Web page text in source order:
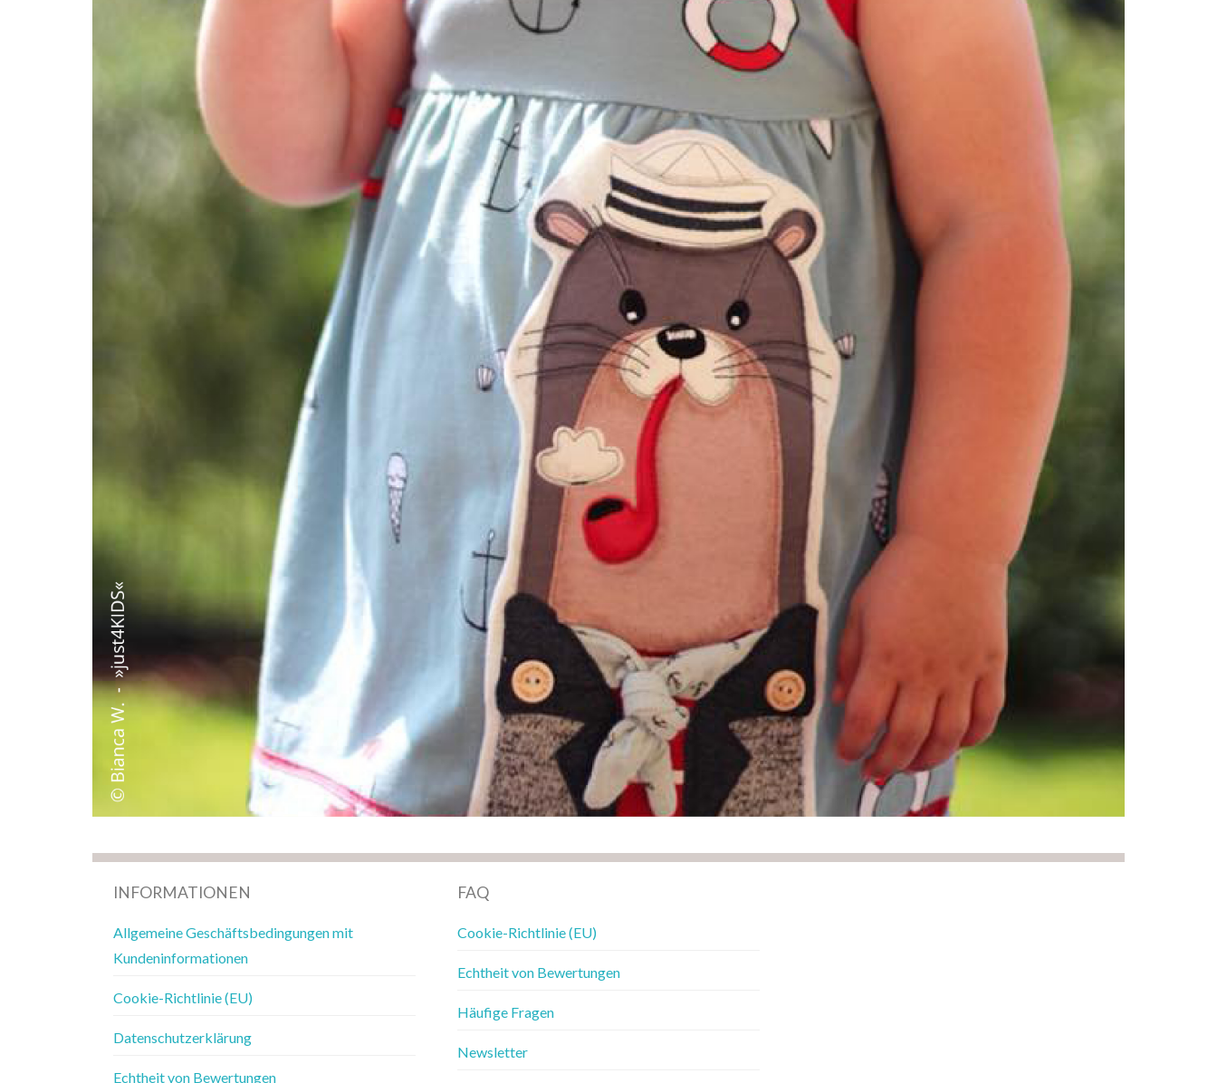
INFORMATIONEN
Allgemeine Geschäftsbedingungen mit
Kundeninformationen
Cookie-Richtlinie (EU)
Datenschutzerklärung
Echtheit von Bewertungen
FAQ
Cookie-Richtlinie (EU)
Echtheit von Bewertungen
Häufige Fragen
Newsletter